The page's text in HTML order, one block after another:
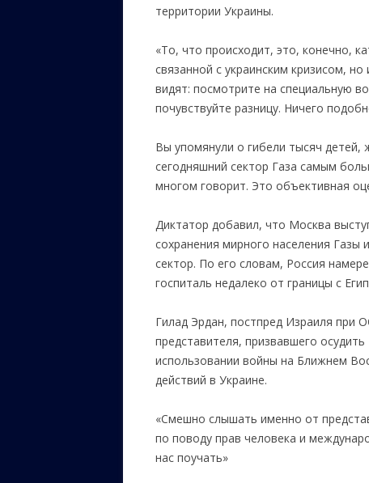
территории Украины.
«То, что происходит, это, конечно,
связанной с украинским кризисом,
видят: посмотрите на специальную
почувствуйте разницу. Ничего
Вы упомянули о гибели тысяч
сегодняшний сектор Газа самым
многом говорит. Это объективная
Диктатор добавил, что Москва
сохранения мирного населения
сектор. По его словам, Россия
госпиталь недалеко от границы с
Гилад Эрдан, постпред Израиля при
представителя, призвавшего
использовании войны на Ближнем
действий в Украине.
«Смешно слышать именно от
по поводу прав человека и
нас поучать»